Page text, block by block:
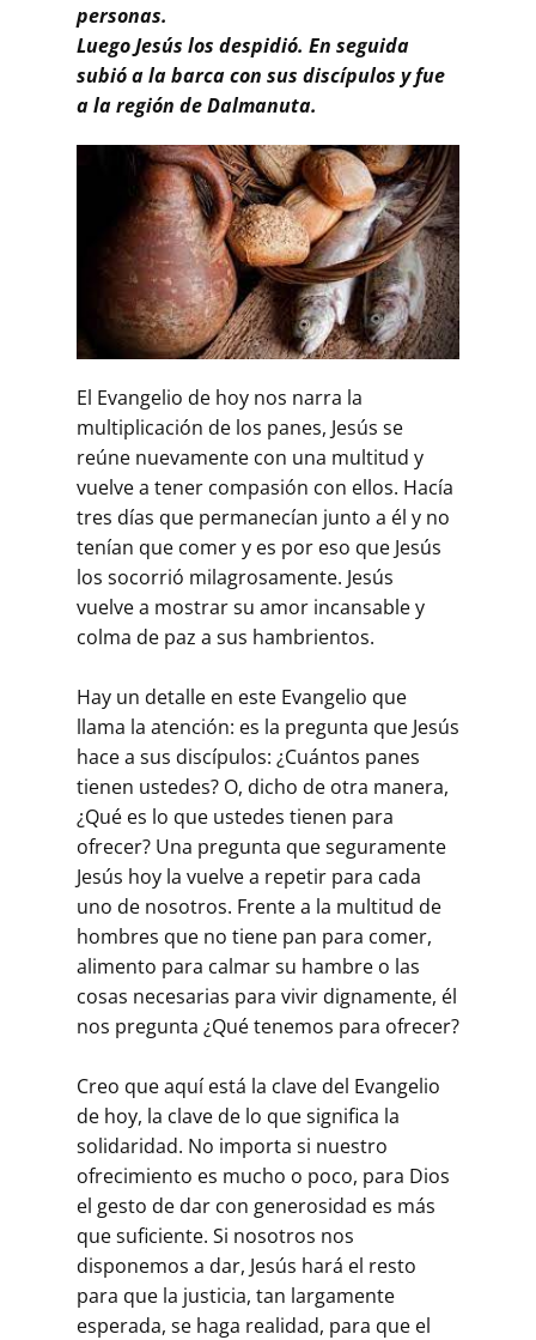
personas.
Luego Jesús los despidió. En seguida
subió a la barca con sus discípulos y fue
a la región de Dalmanuta.
El Evangelio de hoy nos narra la
multiplicación de los panes, Jesús se
reúne nuevamente con una multitud y
vuelve a tener compasión con ellos. Hacía
tres días que permanecían junto a él y no
tenían que comer y es por eso que Jesús
los socorrió milagrosamente. Jesús
vuelve a mostrar su amor incansable y
colma de paz a sus hambrientos.
Hay un detalle en este Evangelio que
llama la atención: es la pregunta que Jesús
hace a sus discípulos: ¿Cuántos panes
tienen ustedes? O, dicho de otra manera,
¿Qué es lo que ustedes tienen para
ofrecer? Una pregunta que seguramente
Jesús hoy la vuelve a repetir para cada
uno de nosotros. Frente a la multitud de
hombres que no tiene pan para comer,
alimento para calmar su hambre o las
cosas necesarias para vivir dignamente, él
nos pregunta ¿Qué tenemos para ofrecer?
Creo que aquí está la clave del Evangelio
de hoy, la clave de lo que significa la
solidaridad. No importa si nuestro
ofrecimiento es mucho o poco, para Dios
el gesto de dar con generosidad es más
que suficiente. Si nosotros nos
disponemos a dar, Jesús hará el resto
para que la justicia, tan largamente
esperada, se haga realidad, para que el